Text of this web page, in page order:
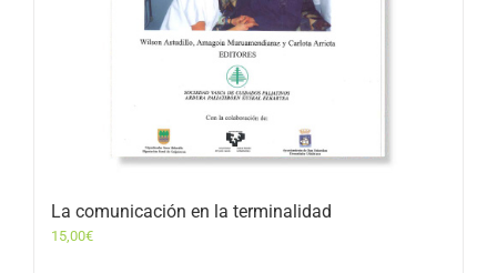
La comunicación en la terminalidad
15,00€